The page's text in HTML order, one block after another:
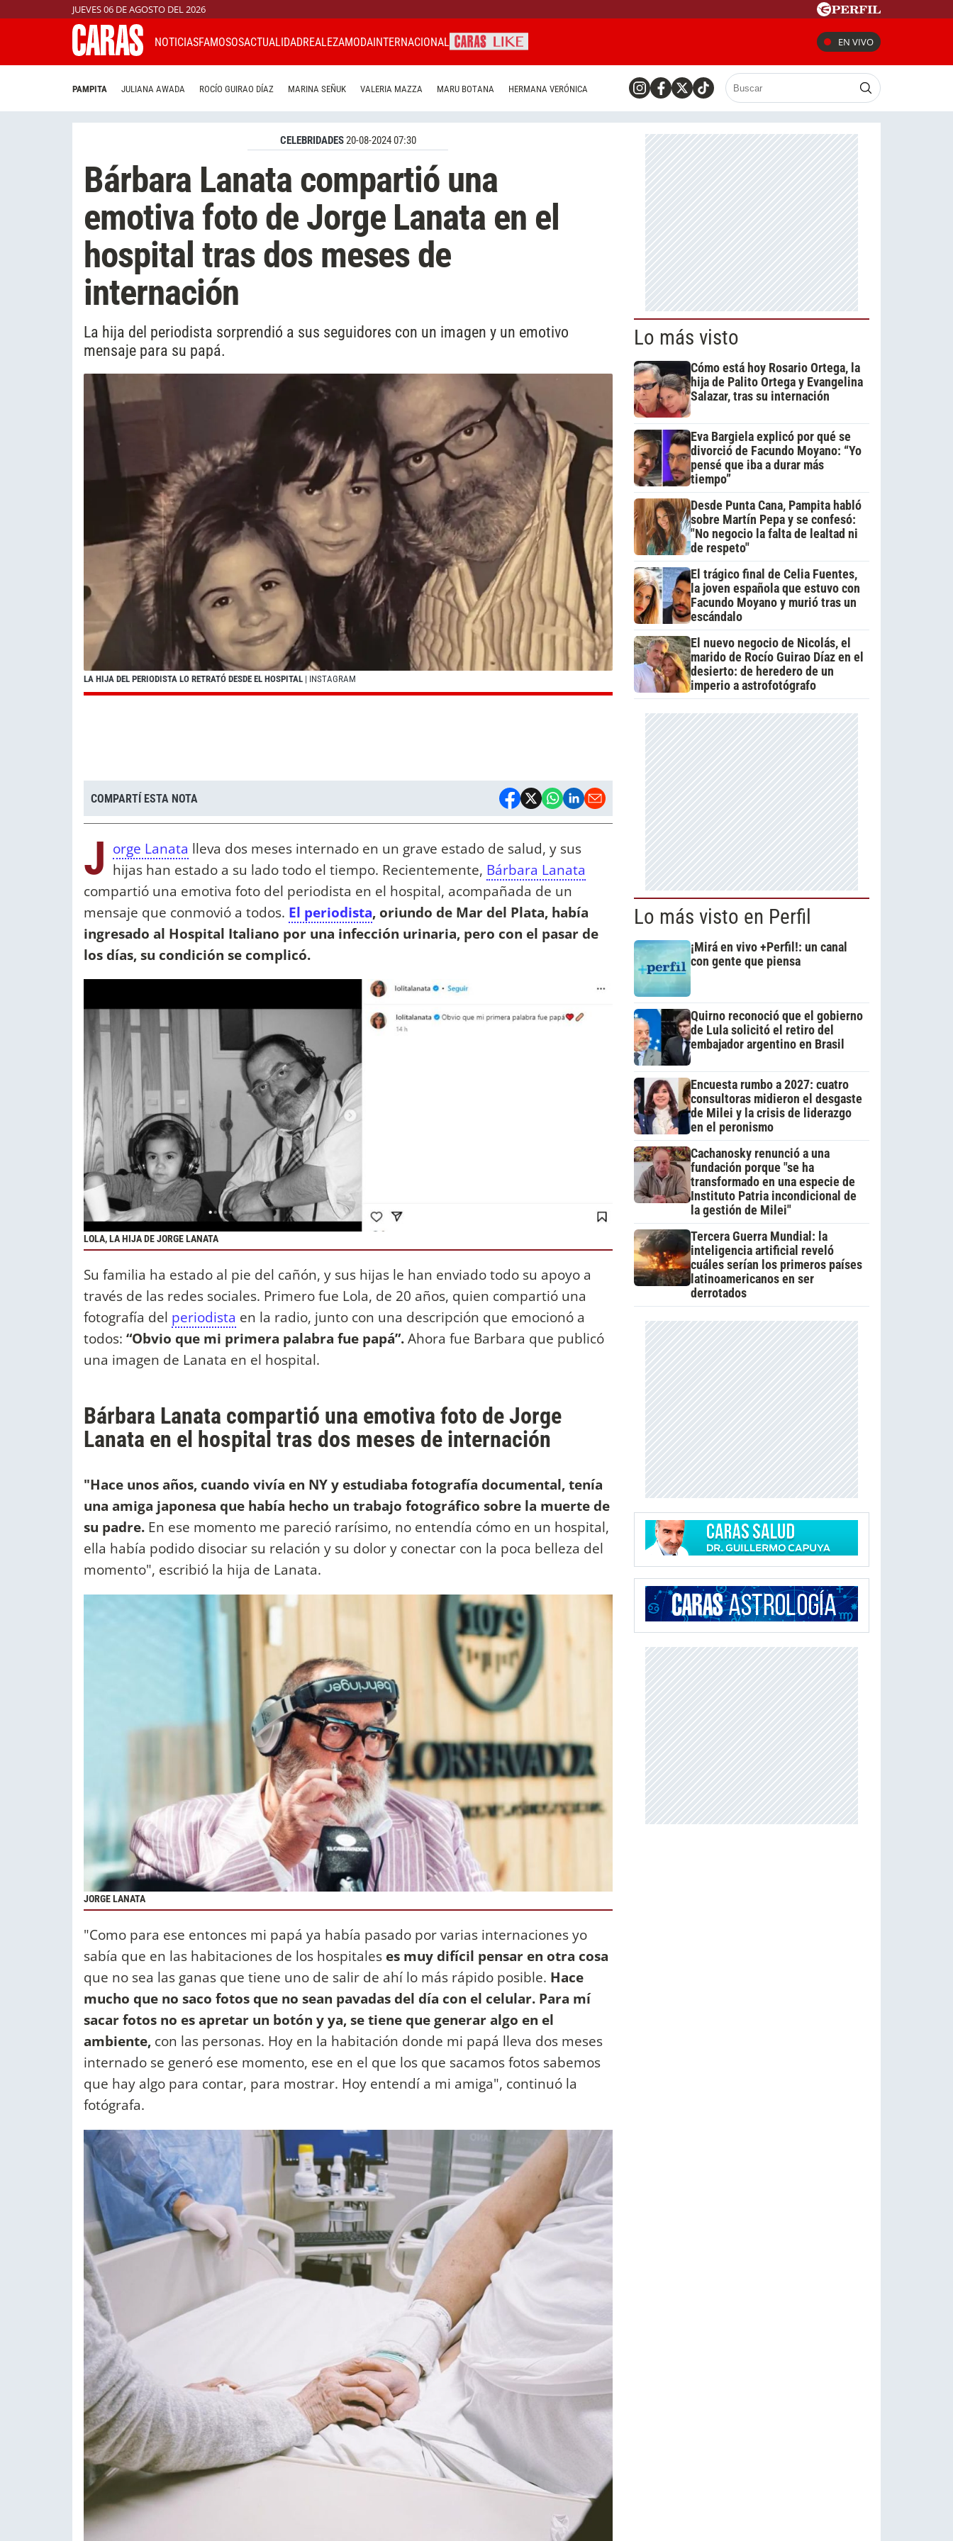
JUEVES 06 DE AGOSTO DEL 2026
NOTICIASFAMOSOSACTUALIDADREALEZAMODAINTERNACIONAL EN VIVO
PAMPITA JULIANA AWADA ROCÍO GUIRAO DÍAZ MARINA SEÑUK VALERIA MAZZA MARU BOTANA HERMANA VERÓNICA
CELEBRIDADES20-08-2024 07:30
Bárbara Lanata compartió una
emotiva foto de Jorge Lanata en el
hospital tras dos meses de
internación
La hija del periodista sorprendió a sus seguidores con un imagen y un emotivo
mensaje para su papá.
LA HIJA DEL PERIODISTA LO RETRATÓ DESDE EL HOSPITAL | INSTAGRAM
COMPARTÍ ESTA NOTA
J orge Lanata lleva dos meses internado en un grave estado de salud, y sus
hijas han estado a su lado todo el tiempo. Recientemente, Bárbara Lanata
compartió una emotiva foto del periodista en el hospital, acompañada de un
mensaje que conmovió a todos. El periodista, oriundo de Mar del Plata, había
ingresado al Hospital Italiano por una infección urinaria, pero con el pasar de
los días, su condición se complicó.
LOLA, LA HIJA DE JORGE LANATA
Su familia ha estado al pie del cañón, y sus hijas le han enviado todo su apoyo a
través de las redes sociales. Primero fue Lola, de 20 años, quien compartió una
fotografía del periodista en la radio, junto con una descripción que emocionó a
todos: “Obvio que mi primera palabra fue papá”.Ahora fue Barbara que publicó
una imagen de Lanata en el hospital.
Bárbara Lanata compartió una emotiva foto de Jorge
Lanata en el hospital tras dos meses de internación
"Hace unos años, cuando vivía en NY y estudiaba fotografía documental, tenía
una amiga japonesa que había hecho un trabajo fotográfico sobre la muerte de
su padre. En ese momento me pareció rarísimo, no entendía cómo en un hospital,
ella había podido disociar su relación y su dolor y conectar con la poca belleza del
momento", escribió la hija de Lanata.
JORGE LANATA
"Como para ese entonces mi papá ya había pasado por varias internaciones yo
sabía que en las habitaciones de los hospitales es muy difícil pensar en otra cosa
que no sea las ganas que tiene uno de salir de ahí lo más rápido posible. Hace
mucho que no saco fotos que no sean pavadas del día con el celular. Para mí
sacar fotos no es apretar un botón y ya, se tiene que generar algo en el
ambiente, con las personas. Hoy en la habitación donde mi papá lleva dos meses
internado se generó ese momento, ese en el que los que sacamos fotos sabemos
que hay algo para contar, para mostrar. Hoy entendí a mi amiga", continuó la
fotógrafa.
Lo más visto
Cómo está hoy Rosario Ortega, la
hija de Palito Ortega y Evangelina
Salazar, tras su internación
Eva Bargiela explicó por qué se
divorció de Facundo Moyano: “Yo
pensé que iba a durar más
tiempo”
Desde Punta Cana, Pampita habló
sobre Martín Pepa y se confesó:
"No negocio la falta de lealtad ni
de respeto"
El trágico final de Celia Fuentes,
la joven española que estuvo con
Facundo Moyano y murió tras un
escándalo
El nuevo negocio de Nicolás, el
marido de Rocío Guirao Díaz en el
desierto: de heredero de un
imperio a astrofotógrafo
Lo más visto en Perfil
¡Mirá en vivo +Perfil!: un canal
con gente que piensa
Quirno reconoció que el gobierno
de Lula solicitó el retiro del
embajador argentino en Brasil
Encuesta rumbo a 2027: cuatro
consultoras midieron el desgaste
de Milei y la crisis de liderazgo
en el peronismo
Cachanosky renunció a una
fundación porque "se ha
transformado en una especie de
Instituto Patria incondicional de
la gestión de Milei"
Tercera Guerra Mundial: la
inteligencia artificial reveló
cuáles serían los primeros países
latinoamericanos en ser
derrotados